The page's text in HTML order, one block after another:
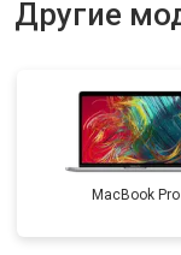
Другие
MacBook Pro